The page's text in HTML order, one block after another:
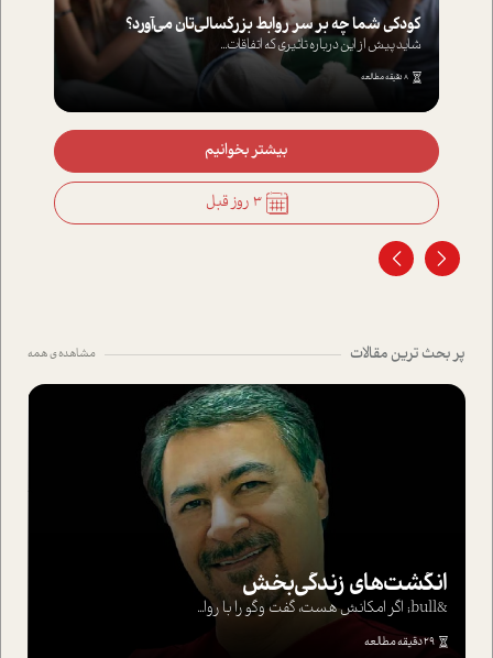
کودکی شما چه بر سر روابط بزرگسالی‌تان می‌آورد؟
شاید پیش از این درباره تاثیری که اتفاقات...
8 دقیقه مطالعه
بیشتر بخوانیم
3 روز قبل
پر بحث ترین مقالات مشاهده ی همه
انگشت‌های‌ زندگی‌بخش
&bull; اگر امکانش هست، گفت وگو را با روا...
29 دقیقه مطالعه